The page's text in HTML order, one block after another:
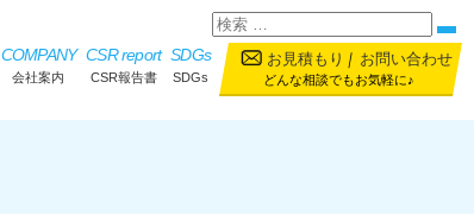
お見積もり ｜ お問い合わせ
どんな相談でもお気軽に♪
COMPANY
会社案内
CSR report
CSR報告書
SDGs
SDGs